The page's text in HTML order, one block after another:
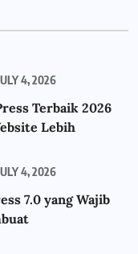
4, 2026
Terbaik 2026
Lebih
4, 2026
7.0 yang Wajib